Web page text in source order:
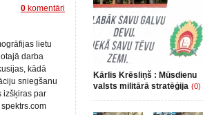
0 komentāri
lietu
darba
kādā
sniegšanu
izšķiras par
Kārlis Krēsliņš : Mūsdienu
valsts militārā stratēģija (0)